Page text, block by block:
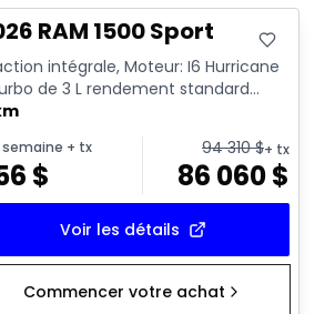
RAM 1500 Sport
intégrale, Moteur: I6 Hurricane
de 3 L rendement standard
arrêt au ralenti - 6...
semaine + tx
$
94 310$+ tx
86 060$
Voir les détails
Commencer votre achat